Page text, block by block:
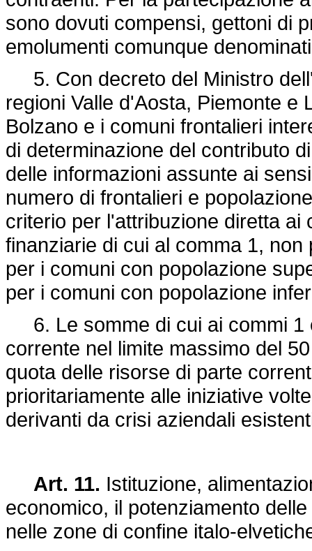
sono dovuti compensi, gettoni di
emolumenti comunque
5. Con decreto del Ministro
regioni Valle d'Aosta, Piemonte e
Bolzano e i comuni frontalieri
di determinazione del contributo
delle informazioni assunte ai
numero di frontalieri e
criterio per l'attribuzione diretta
finanziarie di cui al comma 1,
per i comuni con popolazione
per i comuni con popolazione
6. Le somme di cui ai commi 1
corrente nel limite massimo del
quota delle risorse di parte
prioritariamente alle iniziative
derivanti da crisi aziendali
Art. 11. Istituzione,
economico, il potenziamento
nelle zone di confine italo-